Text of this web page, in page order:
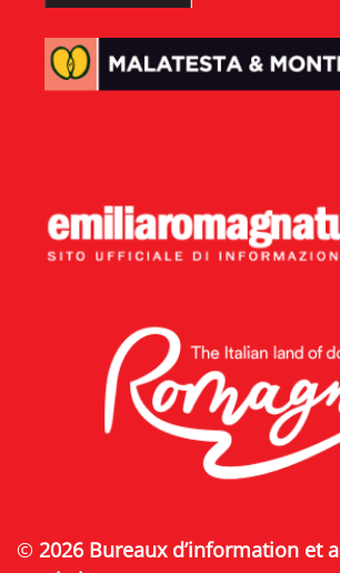
© 2026 Bureaux d’information et